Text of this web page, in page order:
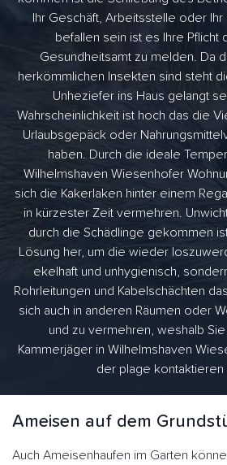
Ihr Geschäft, Arbeitsstelle oder Ihr
befallen sein ist es Ihre Pflicht
Gesundheitsamt zu melden. Da
herkömmlichen Insekten sind steht
Unheziefer ins Haus gelangt
Wahrscheinlichkeit ist hoch das die
Urlaubsgepäck oder
haben. Durch die ideale
Wilhelmshaven Wiesenhofer
sich die Kakerlaken hinter einem
in kürzester Zeit vermehren.
durch die Schädlinge gekommen
Lösung her, um die wieder
ekelhaft und unhygienisch,
Rohrleitungen und Kabelschächten
sich auch in anderen Räumen oder
und zu vermehren, weshalb
Kammerjäger in Wilhelmshaven
der plage kontaktieren
Ameisen auf dem
Auch Ameisenhaufen im Garten